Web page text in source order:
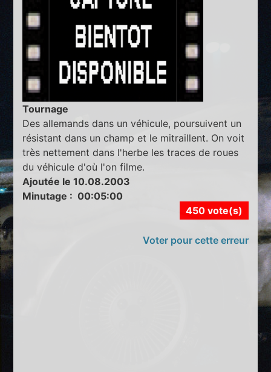
Tournage
Des allemands dans un véhicule, poursuivent un
résistant dans un champ et le mitraillent. On voit
très nettement dans l'herbe les traces de roues
du véhicule d'où l'on filme.
Ajoutée le 10.08.2003
Minutage : 00:05:00
450 vote(s)
Voter pour cette erreur